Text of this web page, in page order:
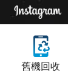
舊機回收